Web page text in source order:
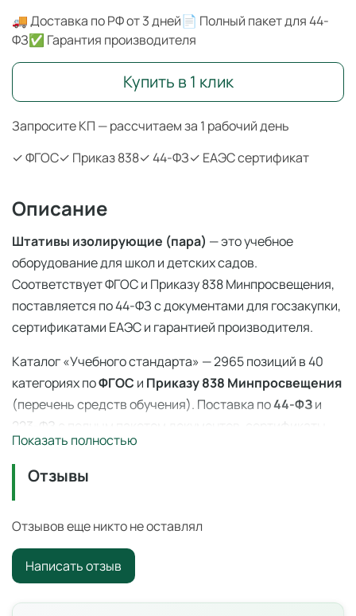
Запросите КП — рассчитаем за 1 рабочий день
✓ ФГОС✓ Приказ 838✓ 44-ФЗ✓ ЕАЭС сертификат
🚚 Доставка по РФ от 3 дней📄 Полный пакет для 44-
ФЗ✅ Гарантия производителя
Купить в 1 клик
Описание
Штативы изолирующие (пара) — это учебное
оборудование для школ и детских садов.
Соответствует ФГОС и Приказу 838 Минпросвещения,
поставляется по 44-ФЗ с документами для госзакупки,
сертификатами ЕАЭС и гарантией производителя.
Каталог «Учебного стандарта» — 2965 позиций в 40
категориях поФГОС и Приказу 838 Минпросвещения
(перечень средств обучения). Поставка по44-ФЗи
223-ФЗ с полным пакетом документов, сертификаты
ЕАЭС, гарантия производителя. Доставка по всей
России — 3–14 дней со склада в Ангарске.
Штативы изолирующие (пара)
учебное оборудование для оснащения
образовательных учреждений по ФГОС и
Минпросвещения.
Цена: 1 700 ₽ с НДС. Поставка по всей России для
Показать полностью
Отзывы
Отзывов еще никто не оставлял
Написать отзыв